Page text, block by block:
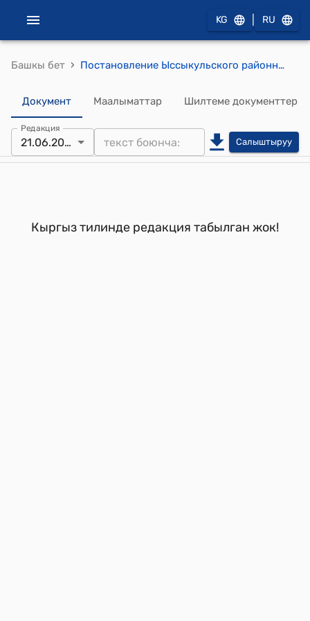
KG RU
Башкы бет › Постановление Ыссыкульского районного кенеша депутатов от 12 июня 2007 года №7/1 "Об утверждении размера оплаты за разрешение на распространение наружной рекламы на территории Ысыккульского района"
Документ Маалыматтар Шилтеме документтер
Редакция
21.06.2007 Салыштыруу
Кыргыз тилинде редакция табылган жок!